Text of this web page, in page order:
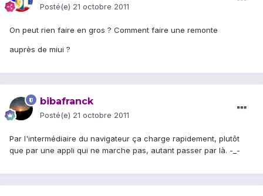
Posté(e) 21 octobre 2011
On peut rien faire en gros ? Comment faire une remonte
auprès de miui ?
bibafranck
Posté(e) 21 octobre 2011
Par l'intermédiaire du navigateur ça charge rapidement, plutôt
que par une appli qui ne marche pas, autant passer par là. -_-